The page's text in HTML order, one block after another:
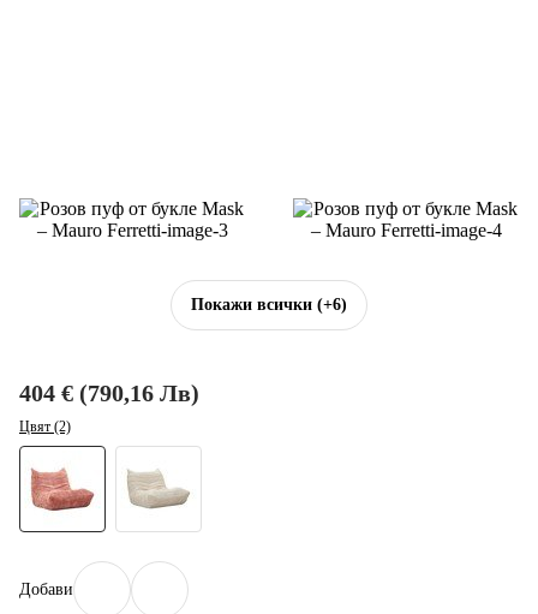
Покажи всички (+6)
404 € (790,16 Лв)
Цвят (2)
Добави